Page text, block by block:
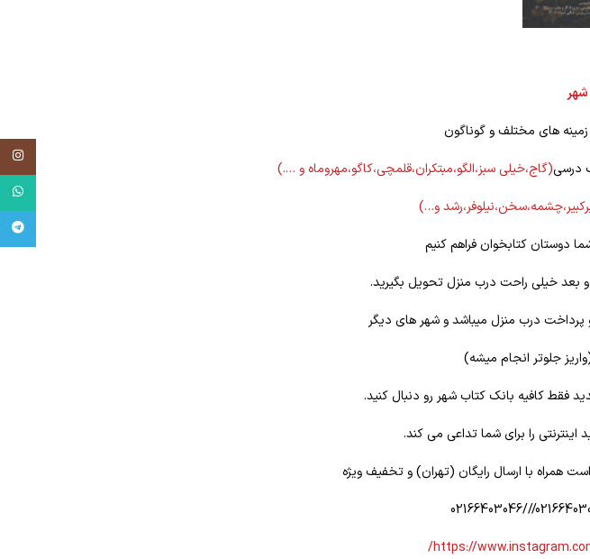
شهر
های مختلف و گوناگون
درسی(گاج،خیلی سبز،الگو،مبتکران،قلمچی،کاگو،مهروماه و ….)
و…)
دوستان کتابخوان فراهم کنیم
و بعد خیلی راحت درب منزل تحویل بگیرید.
پرداخت درب منزل میباشد و شهر های دیگر
فقط کافیه بانک کتاب شهر رو دنبال کنید.
را برای شما تداعی می کند.
https://